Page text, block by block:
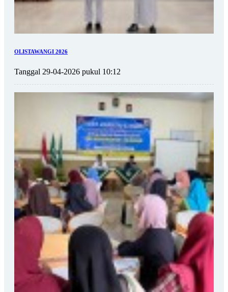
OLISTAWANGI 2026
Tanggal 29-04-2026 pukul 10:12